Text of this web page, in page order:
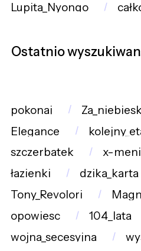
Lupita_Nyongo
Ostatnio
pokonaj
Elegance
szczerbatek
x-meni
łazienki
dzika_karta
Tony_Revolori
opowiesc
104_lata
wojna_secesyjna